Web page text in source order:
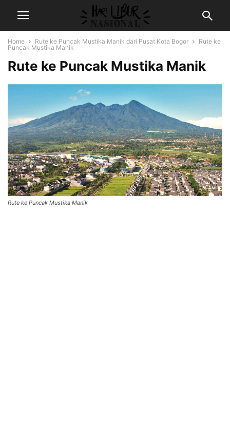
Home Rute ke Puncak Mustika Manik dari Pusat Kota Bogor
Rute ke
Puncak Mustika Manik
Rute ke Puncak Mustika Manik
Rute ke Puncak Mustika Manik